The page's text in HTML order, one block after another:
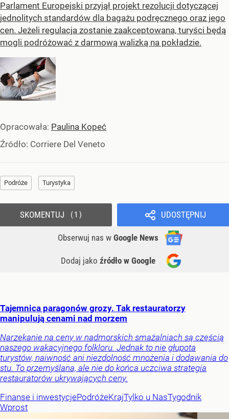
Parlament Europejski przyjął projekt rezolucji dotyczącej
jednolitych standardów dla bagażu podręcznego oraz jego
cen. Jeżeli regulacja zostanie zaakceptowana, turyści będą
mogli podróżować z darmową walizką na pokładzie.
Opracowała: Paulina Kopeć
Źródło: Corriere Del Veneto
Podróże Turystyka
UDOSTĘPNIJ
Obserwuj nas w Google News
Dodaj jako źródło w Google
SKOMENTUJ 1
Tajemnica paragonów grozy. Tak restauratorzy
manipulują cenami nad morzem
Narzekanie na ceny w nadmorskich smażalniach są częścią
naszego wakacyjnego folkloru. Jednak to nie głupota
turystów, naiwność ani niezdolność mnożenia i dodawania do
stu. To przemyślana, ale nie do końca uczciwa strategia
restauratorów ukrywających ceny.
Finanse i inwestycjePodróżeKrajTylko u NasTygodnik
Wprost